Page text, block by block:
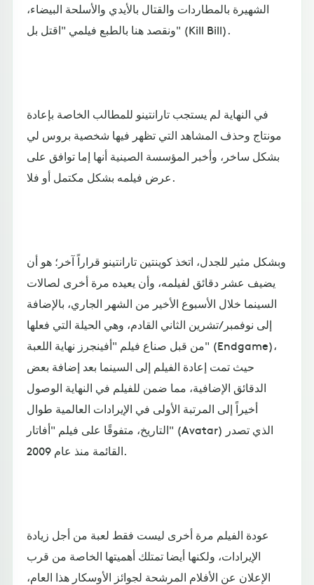
الشهيرة بالمطاردات والقتال بالأيدي والأسلحة البيضاء،
ونقصد هنا بالطبع فيلمي "اقتل بل" (Kill Bill).
في النهاية لم يستجب تارانتينو للمطالب الخاصة بإعادة
مونتاج وحذف المشاهد التي تظهر فيها شخصية بروس لي
بشكل ساخر، وأخبر المؤسسة الصينية أنها إما توافق على
عرض فيلمه بشكل مكتمل أو فلا.
وبشكل مثير للجدل، اتخذ كوينتين تارانتينو قراراً آخر؛ هو أن
يضيف عشر دقائق لفيلمه، وأن يعيده مرة أخرى لصالات
السينما خلال الأسبوع الأخير من الشهر الجاري، بالإضافة
إلى نوفمبر/تشرين الثاني القادم، وهي الحيلة التي فعلها
من قبل صناع فيلم "أفينجرز نهاية اللعبة" (Endgame)،
حيث تمت إعادة الفيلم إلى السينما بعد إضافة بعض
الدقائق الإضافية، مما ضمن للفيلم في النهاية الوصول
أخيراً إلى المرتبة الأولى في الإيرادات العالمية طوال
التاريخ، متفوقًا على فيلم "أفاتار" (Avatar) الذي تصدر
القائمة منذ عام 2009.
عودة الفيلم مرة أخرى ليست فقط لعبة من أجل زيادة
الإيرادات، ولكنها أيضا تمتلك أهميتها الخاصة من قرب
الإعلان عن الأفلام المرشحة لجوائز الأوسكار هذا العام،